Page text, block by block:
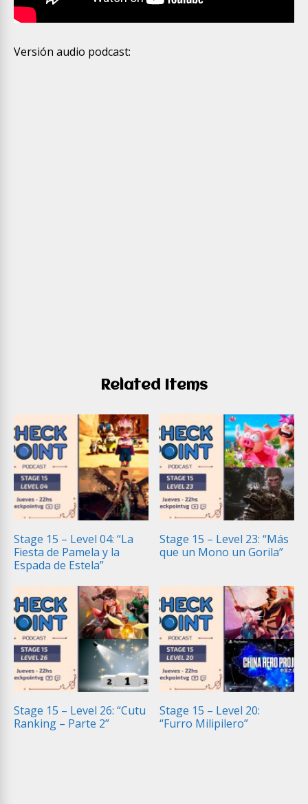
Versión audio podcast:
Related Items
Stage 15 – Level 04: “La
Fiesta de Pamela y la
Espada de Estela”
Stage 15 – Level 23: “Más
que un Mono un Gorila”
Stage 15 – Level 26: “Cutu
Ranking – Parte 2”
Stage 15 – Level 20:
“Furro Milipilero”